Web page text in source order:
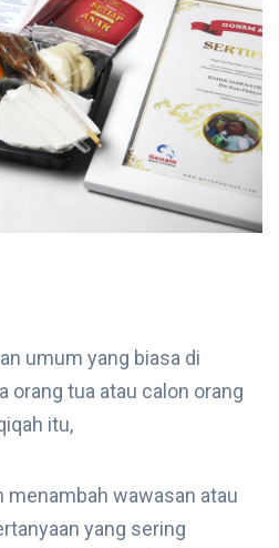
umum yang biasa di
orang tua atau calon orang
itu,
menambah wawasan atau
yang sering